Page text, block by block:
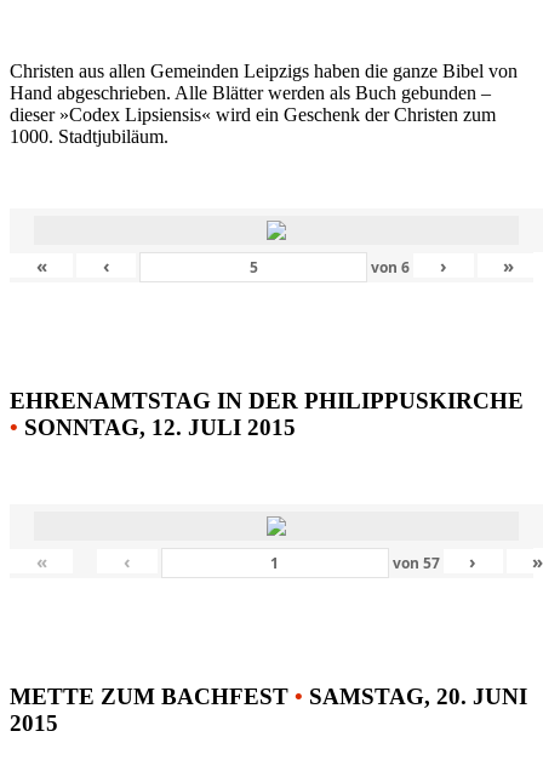
Christen aus allen Gemeinden Leipzigs haben die ganze Bibel von
Hand abgeschrieben. Alle Blätter werden als Buch gebunden –
dieser »Codex Lipsiensis« wird ein Geschenk der Christen zum
1000. Stadtjubiläum.
« ‹ von6 › »
EHRENAMTSTAG IN DER PHILIPPUSKIRCHE
• SONNTAG, 12. JULI 2015
« ‹ von 57 › »
METTE ZUM BACHFEST • SAMSTAG, 20. JUNI
2015